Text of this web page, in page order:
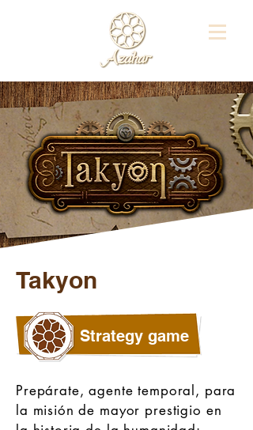
Takyon
Strategy game
Prepárate, agente temporal, para
la misión de mayor prestigio en